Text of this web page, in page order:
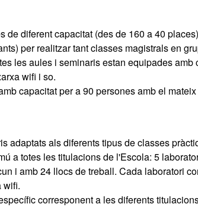
de diferent capacitat (des de 160 a 40
per realitzar tant classes magistrals en
les aules i seminaris estan equipades amb
wifi i so.
capacitat per a 90 persones amb el
adaptats als diferents tipus de classes
a totes les titulacions de l'Escola: 5
i amb 24 llocs de treball. Cada laboratori
wifi.
corresponent a les diferents